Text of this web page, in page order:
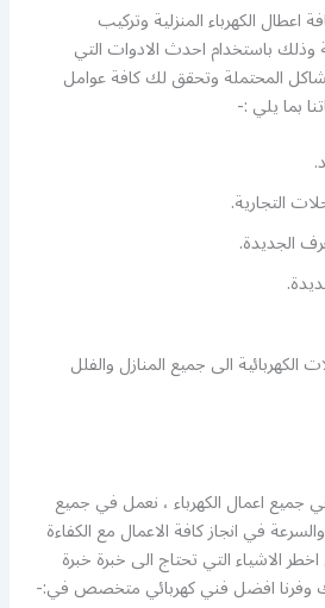
الكهرباء المنزلية وتركيب
وذلك باستخدام احدث الادوات التي
المحتملة وتحقق لك كافة عوامل
بما يلي :-
التجارية.
الجديدة.
الكهربائية الى جميع المنازل والفلل
جميع اعمال الكهرباء ، نعمل في جميع
في انجاز كافة الاعمال مع الكفاءة
الاشياء التي تحتاج الى خبرة خبرة
وفرنا افضل فني كهربائي متخصص في:-